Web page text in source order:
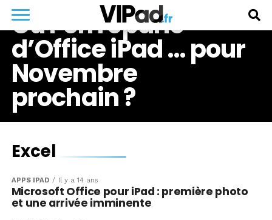
Où l’on reparle
d’Office iPad … pour
Novembre
prochain ?
Excel
APPS IPAD Il y a 14 ans
Microsoft Office pour iPad : première photo
et une arrivée imminente